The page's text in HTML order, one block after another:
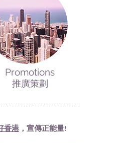
Promotions
​推廣策劃
香港 ，宣傳正能量!